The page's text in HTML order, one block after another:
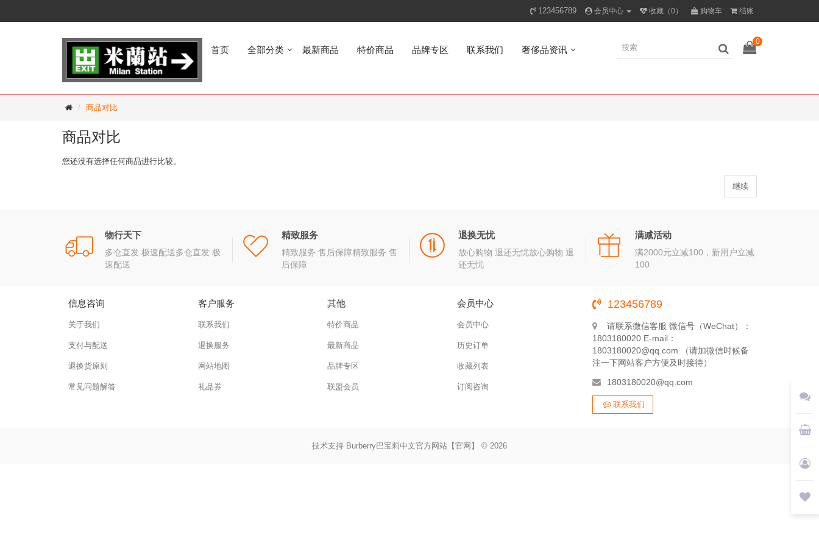
123456789 会员中心 收藏（0） 购物车 结账
首页 全部分类 最新商品 特价商品 品牌专区 联系我们 奢侈品资讯
0
商品对比
商品对比
您还没有选择任何商品进行比较。
继续
物行天下
多仓直发 极速配送多仓直发 极
速配送
精致服务
精致服务 售后保障精致服务 售
后保障
退换无忧
放心购物 退还无忧放心购物 退
还无忧
满减活动
满2000元立减100，新用户立减
100
信息咨询
关于我们
支付与配送
退换货原则
常见问题解答
客户服务
联系我们
退换服务
网站地图
礼品券
其他
特价商品
最新商品
品牌专区
联盟会员
会员中心
会员中心
历史订单
收藏列表
订阅咨询
123456789
请联系微信客服 微信号（WeChat）：
1803180020 E-mail：
1803180020@qq.com （请加微信时候备
注一下网站客户方便及时接待）
1803180020@qq.com
联系我们
技术支持 Burberry巴宝莉中文官方网站【官网】 © 2026